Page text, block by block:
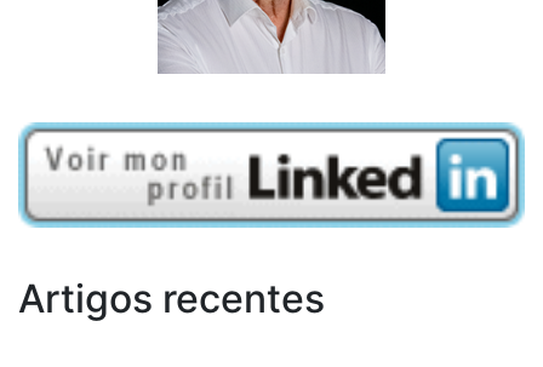
Artigos recentes